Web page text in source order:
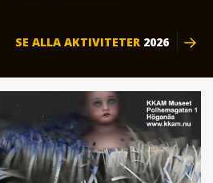
SE ALLA AKTIVITETER 2026